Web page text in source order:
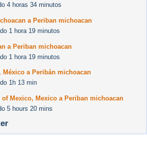
4 horas 34 minutos
a Periban michoacan
1 hora 19 minutos
a Periban michoacan
1 hora 19 minutos
México a Peribán michoacan
1h 13 min
Mexico, Mexico a Periban michoacan
5 hours 20 mins